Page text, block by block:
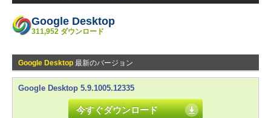
Google Desktop
311,952 ダウンロード
Google Desktop 最新のバージョン
Google Desktop 5.9.1005.12335
今すぐダウンロード